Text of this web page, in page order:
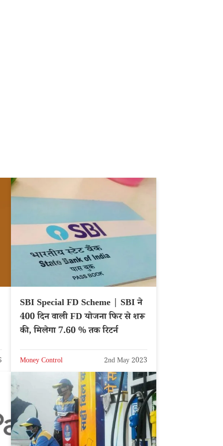
SBI Special FD Scheme | SBI ने
400 दिन वाली FD योजना फिर से शरू
की, मिलेगा 7.60 % तक रिटर्न
Money Control 2nd May 2023